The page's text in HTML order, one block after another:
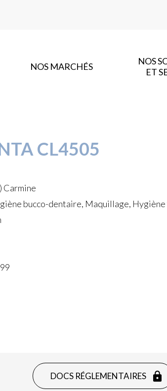
NOS MARCHÉS
NOS
ET
CL4505
Carmine
bucco-dentaire, Maquillage,
DOCS RÉGLEMENTAIRES